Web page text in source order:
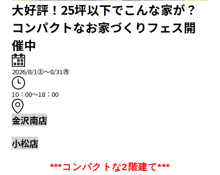
大好評！25坪以下でこんな家が？
コンパクトなお家づくりフェス開
催中
2026/8/1㊏～8/31㊊
10：00～18：00
金沢南店
小松店
***コンパクトな2階建て***